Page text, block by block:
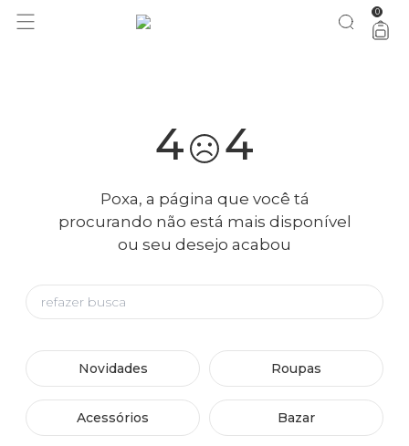
você merece 30% OFF pra comemorar com a gente aproveita! 0
4 4
Poxa, a página que você tá
procurando não está mais disponível
ou seu desejo acabou
Novidades Roupas
Acessórios Bazar